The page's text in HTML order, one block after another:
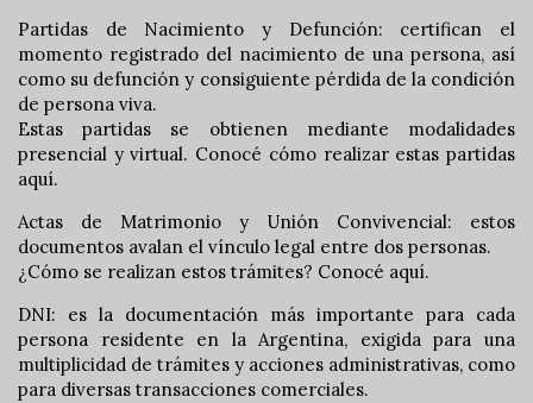
Partidas de Nacimiento y Defunción: certifican el
momento registrado del nacimiento de una persona, así
como su defunción y consiguiente pérdida de la condición
de persona viva.
Estas partidas se obtienen mediante modalidades
presencial y virtual. Conocé cómo realizar estas partidas
aquí.
Actas de Matrimonio y Unión Convivencial: estos
documentos avalan el vínculo legal entre dos personas.
¿Cómo se realizan estos trámites? Conocé aquí.
DNI: es la documentación más importante para cada
persona residente en la Argentina, exigida para una
multiplicidad de trámites y acciones administrativas, como
para diversas transacciones comerciales.